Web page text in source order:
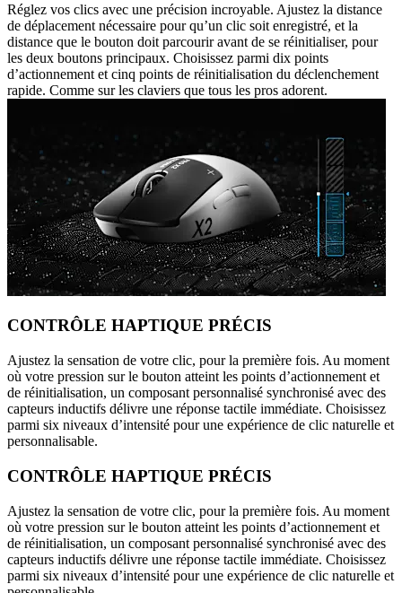
Réglez vos clics avec une précision incroyable. Ajustez la distance
de déplacement nécessaire pour qu’un clic soit enregistré, et la
distance que le bouton doit parcourir avant de se réinitialiser, pour
les deux boutons principaux. Choisissez parmi dix points
d’actionnement et cinq points de réinitialisation du déclenchement
rapide. Comme sur les claviers que tous les pros adorent.
CONTRÔLE HAPTIQUE PRÉCIS
Ajustez la sensation de votre clic, pour la première fois. Au moment
où votre pression sur le bouton atteint les points d’actionnement et
de réinitialisation, un composant personnalisé synchronisé avec des
capteurs inductifs délivre une réponse tactile immédiate. Choisissez
parmi six niveaux d’intensité pour une expérience de clic naturelle et
personnalisable.
CONTRÔLE HAPTIQUE PRÉCIS
Ajustez la sensation de votre clic, pour la première fois. Au moment
où votre pression sur le bouton atteint les points d’actionnement et
de réinitialisation, un composant personnalisé synchronisé avec des
capteurs inductifs délivre une réponse tactile immédiate. Choisissez
parmi six niveaux d’intensité pour une expérience de clic naturelle et